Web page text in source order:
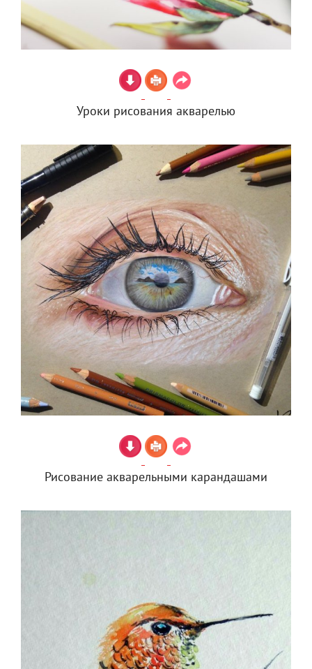
Уроки рисования акварелью
Рисование акварельными карандашами